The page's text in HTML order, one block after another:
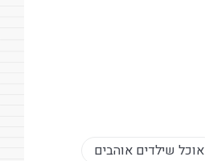
אוכל שילדים אוהבים